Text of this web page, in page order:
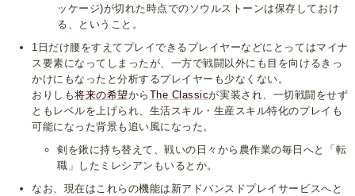
ッケージ)が切れた時点でのソウルストーンは保存しておけ
る、ということ。
1日だけ腰をすえてプレイできるプレイヤーなどにとってはマイナ
ス要素になってしまったが、一方で戦闘以外にも目を向けるきっ
かけにもなったと分析するプレイヤーも少なくない。
おりしも将来の希望から The Classicが実装され、一切戦闘をせず
ともレベルを上げられ、生活スキル・生産スキル特化のプレイも
可能になった背景も追い風になった。
剣を鍬に持ち替えて、戦いの日々から農作業の毎日へと「転
職」したミレシアンもいるとか。
なお、現在はこれらの機能は新アドバンスドプレイサービスへと